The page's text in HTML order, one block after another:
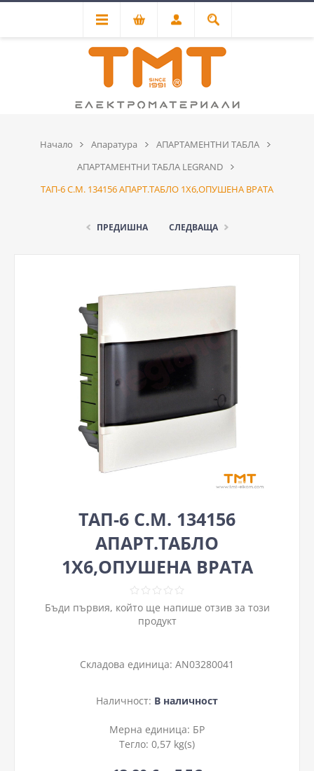
Начало Апаратура
АПАРТАМЕНТНИ ТАБЛА
АПАРТАМЕНТНИ ТАБЛА LEGRAND
ТАП-6 С.М. 134156 АПАРТ.ТАБЛО 1Х6,ОПУШЕНА ВРАТА
ПРЕДИШНА СЛЕДВАЩА
ТАП-6 С.М. 134156
АПАРТ.ТАБЛО
1Х6,ОПУШЕНА ВРАТА
Бъди първия, който ще напише отзив за този
продукт
Складова единица: AN03280041
Наличност: В наличност
Мерна единица: БР
Тегло: 0,57 kg(s)